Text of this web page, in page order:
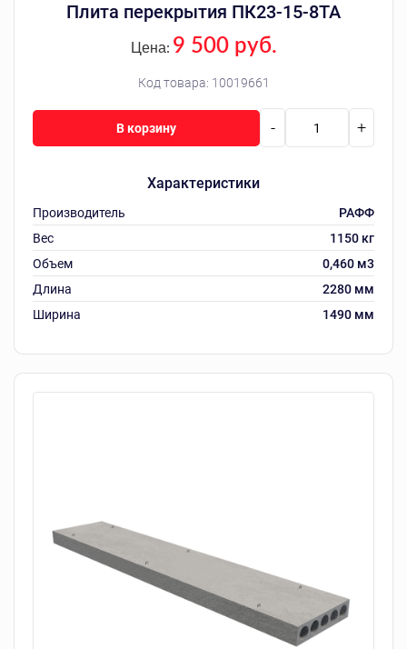
Плита перекрытия ПК23-15-8ТА
Код товара: 10019661
Цена: 9 500 руб.
Характеристики
Производитель
РАФФ
Вес
1150 кг
Объем
0,460 м3
Длина
2280 мм
Ширина
1490 мм
- +
В корзину